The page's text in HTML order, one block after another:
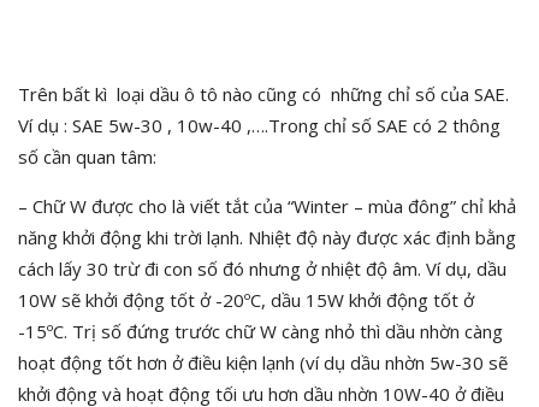
Trên bất kì loại dầu ô tô nào cũng có những chỉ số của SAE.
Ví dụ : SAE 5w-30 , 10w-40 ,….Trong chỉ số SAE có 2 thông
số cần quan tâm:
– Chữ W được cho là viết tắt của “Winter – mùa đông” chỉ khả
năng khởi động khi trời lạnh. Nhiệt độ này được xác định bằng
cách lấy 30 trừ đi con số đó nhưng ở nhiệt độ âm. Ví dụ, dầu
10W sẽ khởi động tốt ở -20ºC, dầu 15W khởi động tốt ở
-15ºC. Trị số đứng trước chữ W càng nhỏ thì dầu nhờn càng
hoạt động tốt hơn ở điều kiện lạnh (ví dụ dầu nhờn 5w-30 sẽ
khởi động và hoạt động tối ưu hơn dầu nhờn 10W-40 ở điều